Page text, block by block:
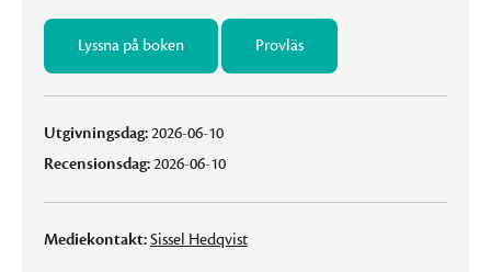
Lyssna på boken Provläs
Utgivningsdag:2026-06-10
Recensionsdag:2026-06-10
Mediekontakt:Sissel Hedqvist